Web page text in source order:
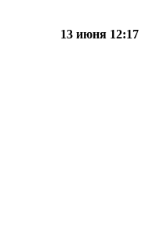
13 июня 12:17